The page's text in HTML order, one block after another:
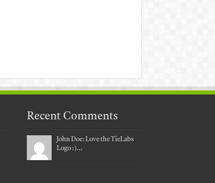
Recent Comments
John Doe: Love the TieLabs
Logo :)...